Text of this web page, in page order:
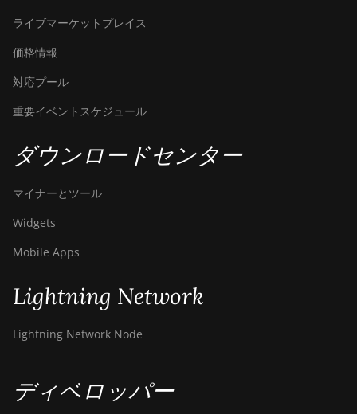
ライブマーケットプレイス
価格情報
対応プール
重要イベントスケジュール
ダウンロードセンター
マイナーとツール
Widgets
Mobile Apps
Lightning Network
Lightning Network Node
ディベロッパー